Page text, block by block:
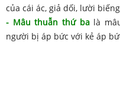
của cái ác, giả dối, lười
- Mâu thuẫn thứ balà
người bị áp bức với kẻ áp